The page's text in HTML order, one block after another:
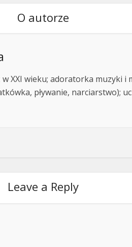
O autorze
XXI wieku; adoratorka muzyki i
pływanie, narciarstwo);
Leave a Reply